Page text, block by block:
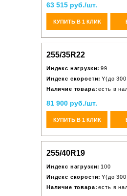
63 515 руб./шт.
КУПИТЬ В 1 КЛИК
255/35R22
Индекс нагрузки: 99
Индекс скорости: Y(до
Наличие товара: есть в
81 900 руб./шт.
КУПИТЬ В 1 КЛИК
255/40R19
Индекс нагрузки: 100
Индекс скорости: Y(до
Наличие товара: есть в